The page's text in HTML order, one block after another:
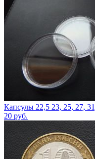
Капсулы 22,5 23, 25, 27,
20 руб.